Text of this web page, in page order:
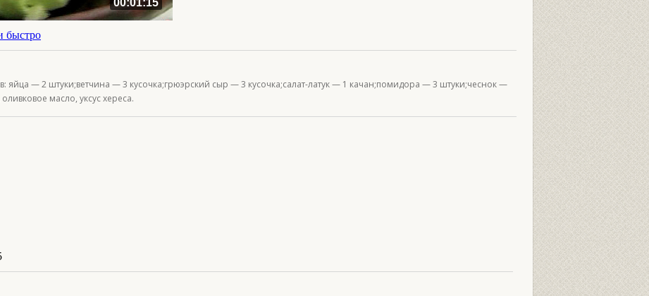
00:01:15
быстро
яйца — 2 штуки;ветчина — 3 кусочка;грюэрский сыр — 3 кусочка;салат-латук — 1 качан;помидора — 3 штуки;чеснок —
масло, уксус хереса.